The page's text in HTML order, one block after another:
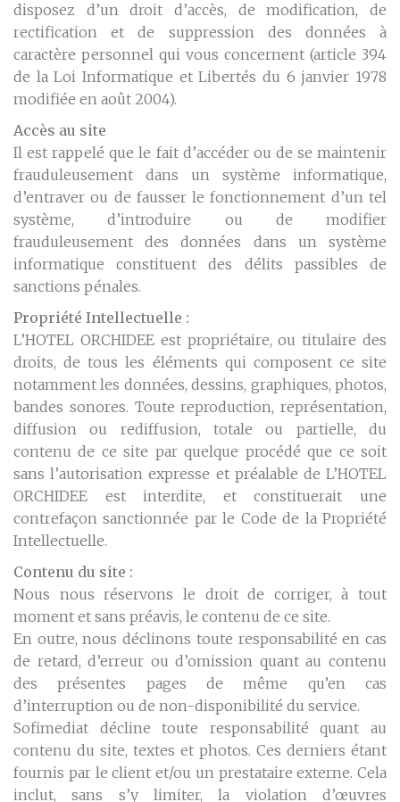
disposez d’un droit d’accès, de modification, de
rectification et de suppression des données à
caractère personnel qui vous concernent (article 394
de la Loi Informatique et Libertés du 6 janvier 1978
modifiée en août 2004).
Accès au site
Il est rappelé que le fait d’accéder ou de se maintenir
frauduleusement dans un système informatique,
d’entraver ou de fausser le fonctionnement d’un tel
système, d’introduire ou de modifier
frauduleusement des données dans un système
informatique constituent des délits passibles de
sanctions pénales.
Propriété Intellectuelle :
L’HOTEL ORCHIDEE est propriétaire, ou titulaire des
droits, de tous les éléments qui composent ce site
notamment les données, dessins, graphiques, photos,
bandes sonores. Toute reproduction, représentation,
diffusion ou rediffusion, totale ou partielle, du
contenu de ce site par quelque procédé que ce soit
sans l’autorisation expresse et préalable de L’HOTEL
ORCHIDEE est interdite, et constituerait une
contrefaçon sanctionnée par le Code de la Propriété
Intellectuelle.
Contenu du site :
Nous nous réservons le droit de corriger, à tout
moment et sans préavis, le contenu de ce site.
En outre, nous déclinons toute responsabilité en cas
de retard, d’erreur ou d’omission quant au contenu
des présentes pages de même qu’en cas
d’interruption ou de non-disponibilité du service.
Sofimediat décline toute responsabilité quant au
contenu du site, textes et photos. Ces derniers étant
fournis par le client et/ou un prestataire externe. Cela
inclut, sans s’y limiter, la violation d’œuvres